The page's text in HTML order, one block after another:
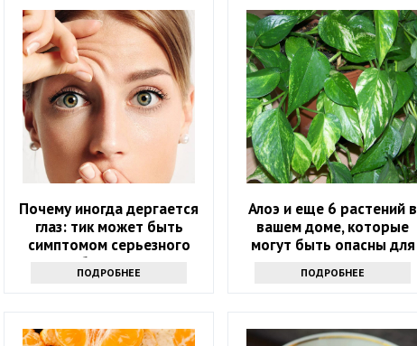
Почему иногда дергается
глаз: тик может быть
симптомом серьезного
заболевания
ПОДРОБНЕЕ
Алоэ и еще 6 растений в
вашем доме, которые
могут быть опасны для
ПОДРОБНЕЕ